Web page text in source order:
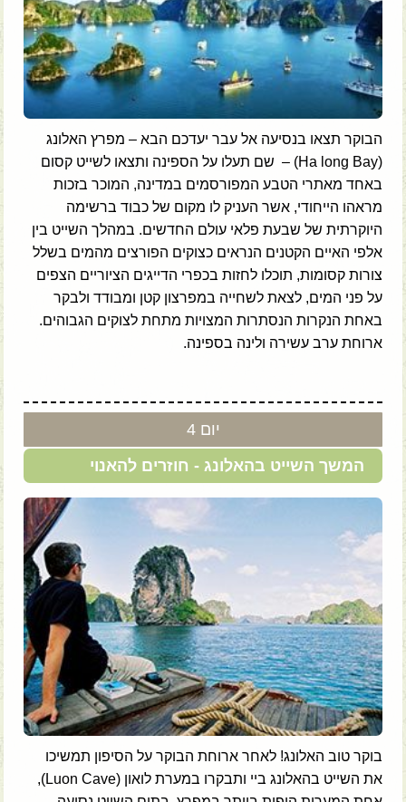
הבוקר תצאו בנסיעה אל עבר יעדכם הבא – מפרץ האלונג
(Ha long Bay) – שם תעלו על הספינה ותצאו לשייט קסום
באחד מאתרי הטבע המפורסמים במדינה, המוכר בזכות
מראהו הייחודי, אשר העניק לו מקום של כבוד ברשימה
היוקרתית של שבעת פלאי עולם החדשים. במהלך השייט בין
אלפי האיים הקטנים הנראים כצוקים הפורצים מהמים בשלל
צורות קסומות, תוכלו לחזות בכפרי הדייגים הציוריים הצפים
על פני המים, לצאת לשחייה במפרצון קטן ומבודד ולבקר
באחת הנקרות הנסתרות המצויות מתחת לצוקים הגבוהים.
ארוחת ערב עשירה ולינה בספינה.
המשך השייט בהאלונג - חוזרים להאנוי
יום 4
בוקר טוב האלונג! לאחר ארוחת הבוקר על הסיפון תמשיכו
את השייט בהאלונג ביי ותבקרו במערת לואון (Luon Cave),